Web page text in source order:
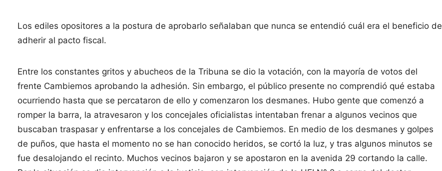
Los ediles opositores a la postura de aprobarlo señalaban que nunca se entendió cuál era el beneficio de
adherir al pacto fiscal.
Entre los constantes gritos y abucheos de la Tribuna se dio la votación, con la mayoría de votos del
frente Cambiemos aprobando la adhesión. Sin embargo, el público presente no comprendió qué estaba
ocurriendo hasta que se percataron de ello y comenzaron los desmanes. Hubo gente que comenzó a
romper la barra, la atravesaron y los concejales oficialistas intentaban frenar a algunos vecinos que
buscaban traspasar y enfrentarse a los concejales de Cambiemos. En medio de los desmanes y golpes
de puños, que hasta el momento no se han conocido heridos, se cortó la luz, y tras algunos minutos se
fue desalojando el recinto. Muchos vecinos bajaron y se apostaron en la avenida 29 cortando la calle.